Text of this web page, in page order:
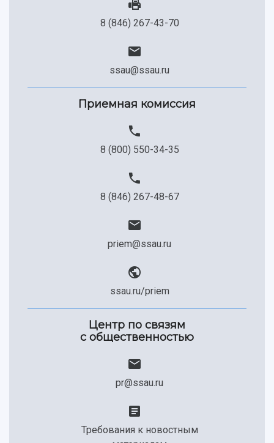
8 (846) 267-43-70
ssau@ssau.ru
Приемная комиссия
8 (800) 550-34-35
8 (846) 267-48-67
priem@ssau.ru
ssau.ru/priem
Центр по связям
с общественностью
pr@ssau.ru
Требования к новостным